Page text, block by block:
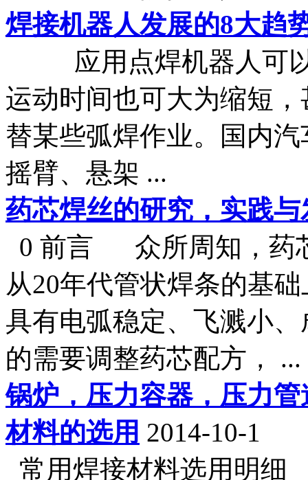
焊接机器人发展的8大趋
应用点焊机器人可以
运动时间也可大为缩短
替某些弧焊作业。国内
摇臂、悬架 ...
药芯焊丝的研究，实践与
0 前言 众所周知，药
从20年代管状焊条的基
具有电弧稳定、飞溅小
的需要调整药芯配方， ...
锅炉，压力容器，压力
材料的选用 2014-10-1
常用焊接材料选用明